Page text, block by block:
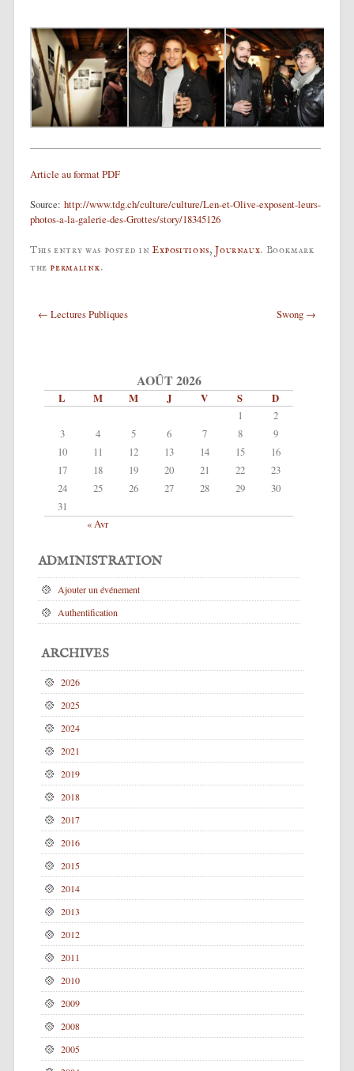
Article au format PDF
Source: http://www.tdg.ch/culture/culture/Len-et-Olive-exposent-leurs-
photos-a-la-galerie-des-Grottes/story/18345126
This entry was posted in Expositions,Journaux. Bookmark
the permalink.
Post navigation
← Lectures Publiques Swong →
AOÛT 2026
L M M J V S D
« Avr
1
2
3
4 5 6 7 8
9
10
11 12 13 14 15
16
17
18 19 20 21 22
23
24
25 26 27 28 29
30
31
ADMINISTRATION
Ajouter un événement
Authentification
ARCHIVES
2026
2025
2024
2021
2019
2018
2017
2016
2015
2014
2013
2012
2011
2010
2009
2008
2005